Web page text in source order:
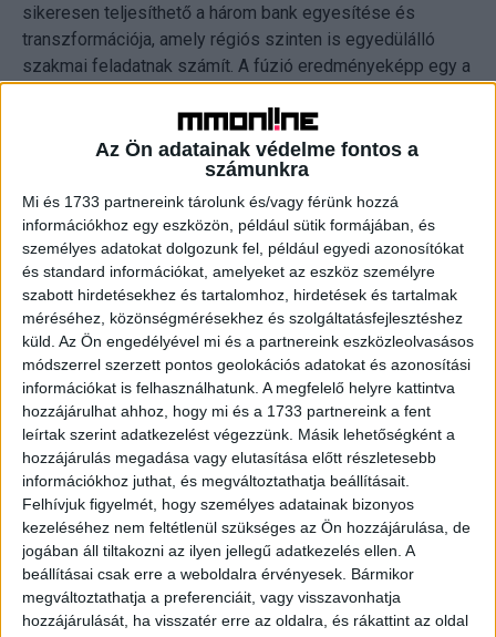
Az Ön adatainak védelme fontos a
számunkra
Mi és 1733 partnereink tárolunk és/vagy férünk hozzá
információkhoz egy eszközön, például sütik formájában, és
személyes adatokat dolgozunk fel, például egyedi azonosítókat
és standard információkat, amelyeket az eszköz személyre
szabott hirdetésekhez és tartalomhoz, hirdetések és tartalmak
méréséhez, közönségmérésekhez és szolgáltatásfejlesztéshez
küld. Az Ön engedélyével mi és a partnereink eszközleolvasásos
módszerrel szerzett pontos geolokációs adatokat és azonosítási
információkat is felhasználhatunk. A megfelelő helyre kattintva
hozzájárulhat ahhoz, hogy mi és a 1733 partnereink a fent
leírtak szerint adatkezelést végezzünk. Másik lehetőségként a
hozzájárulás megadása vagy elutasítása előtt részletesebb
információkhoz juthat, és megváltoztathatja beállításait.
Felhívjuk figyelmét, hogy személyes adatainak bizonyos
kezeléséhez nem feltétlenül szükséges az Ön hozzájárulása, de
jogában áll tiltakozni az ilyen jellegű adatkezelés ellen. A
beállításai csak erre a weboldalra érvényesek. Bármikor
megváltoztathatja a preferenciáit, vagy visszavonhatja
hozzájárulását, ha visszatér erre az oldalra, és rákattint az oldal
sikeresen teljesíthető a három bank egyesítése és
transzformációja, amely régiós szinten is egyedülálló
szakmai feladatnak számít. A fúzió eredményeképp egy a
maradéktalanul kiszolgáló, integrált, univerzális nagybank
jön majd létre. Az épülő szuperbank a teljes piaci
spektrum lefedését és minden ügyfélszegmens
kiszolgálását célozza, miközben jelentős hangsúlyt kap a
lakossági, mikro-, kis- és középvállalati, valamint
agrárügyfeleinek nyújtandó új, modern, kedvező árazású
termék- és szolgáltatási paletta biztosítása is.
A szakember pályafutását az Állami Pénz- és Tőkepiaci
Felügyeleten kezdte. 1998-tól a Pénzügyi Szervezetek
Állami Felügyelete (PSZÁF) osztályvezetője, majd 2004-
től főosztályvezetője, később a felügyeleti terület
ügyvezető igazgatója volt.
2010-ben csatlakozott az OTP Csoporthoz, az itt töltött
pályafutása alatt vezette az OTP Ingatlan Befektetési
Alapkezelő Zrt.-t, valamint 2018 szeptemberétől 2020
júliusáig az OTP Bank Nyrt. általános vezérigazgató-
helyettese volt. Ebben az időszakban egyedülálló
nemzetközi tapasztalatokat is szerzett: ő irányította a